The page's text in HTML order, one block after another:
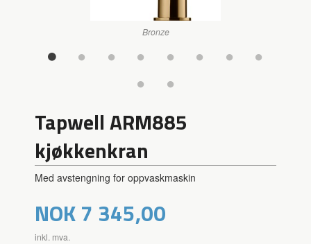
Bronze
Tapwell ARM885
kjøkkenkran
Med avstengning for oppvaskmaskin
Pris
NOK7 345,00
inkl. mva.